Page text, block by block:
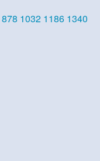
878 1032 1186 1340